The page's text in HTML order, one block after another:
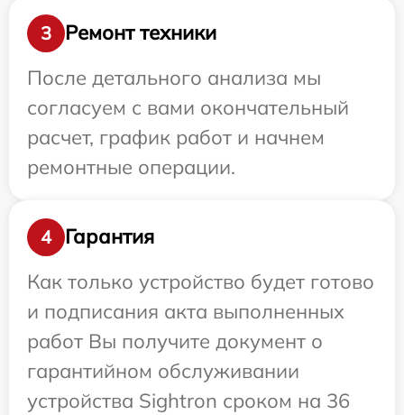
3
Ремонт техники
После детального анализа мы
согласуем с вами окончательный
расчет, график работ и начнем
ремонтные операции.
4
Гарантия
Как только устройство будет готово
и подписания акта выполненных
работ Вы получите документ о
гарантийном обслуживании
устройства Sightron сроком на 36